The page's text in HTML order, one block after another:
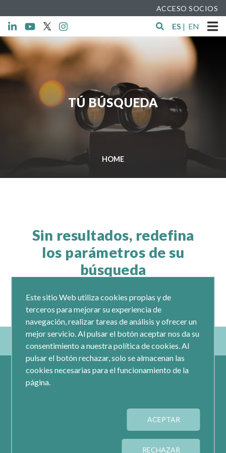
ACCESO SOCIOS
ES | EN
TÚ BÚSQUEDA
HOME
Sin resultados, redefina
los parámetros de su
búsqueda
Calle Jacometrezo 15- 5ºM- 28013 Madrid
Tel.: 91 593 04 12
Este sitio Web utiliza cookies propias y de
terceros para mejorar su experiencia de
navegación, realizar tareas de análisis y ofrecer un
mejor servicio. Al pulsar el botón aceptar nos da su
consentimiento a nuestra política de cookies. Al
pulsar el botón rechazar, solo se almacenan las
cookies necesarias para el funcionamiento de la
página.
ACEPTAR
RECHAZAR